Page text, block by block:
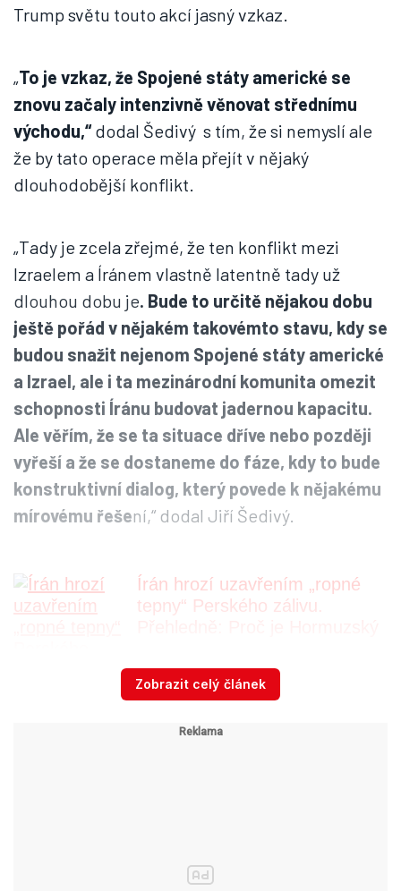
Trump světu touto akcí jasný vzkaz.
„To je vzkaz, že Spojené státy americké se
znovu začaly intenzivně věnovat střednímu
východu,“dodal Šedivý s tím, že si nemyslí ale
že by tato operace měla přejít v nějaký
dlouhodobější konflikt.
„Tady je zcela zřejmé, že ten konflikt mezi
Izraelem a Íránem vlastně latentně tady už
dlouhou dobu je. Bude to určitě nějakou dobu
ještě pořád v nějakém takovémto stavu, kdy se
budou snažit nejenom Spojené státy americké
a Izrael, ale i ta mezinárodní komunita omezit
schopnosti Íránu budovat jadernou kapacitu.
Ale věřím, že se ta situace dříve nebo později
vyřeší a že se dostaneme do fáze, kdy to bude
konstruktivní dialog, který povede k nějakému
mírovému řešení,“ dodal Jiří Šedivý.
Írán hrozí uzavřením „ropné
tepny“ Perského zálivu.
byl útok pojených států ojedinělý, čím se lišil od
Zobrazit celý článek